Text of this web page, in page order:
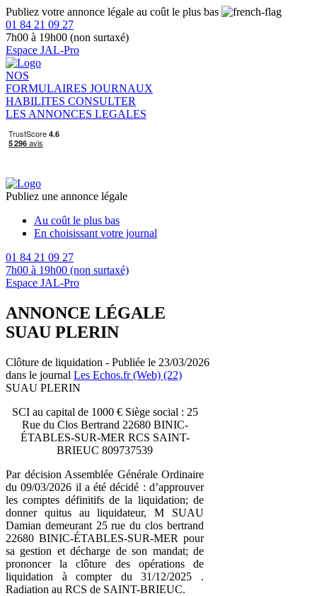
Publiez votre annonce légale au coût le plus bas
01 84 21 09 27
7h00 à 19h00 (non surtaxé)
Espace JAL-Pro
NOS
FORMULAIRES JOURNAUX
HABILITES CONSULTER
LES ANNONCES LEGALES
Publiez une annonce légale
Au coût le plus bas
En choisissant votre journal
01 84 21 09 27
7h00 à 19h00 (non surtaxé)
Espace JAL-Pro
ANNONCE LÉGALE
SUAU PLERIN
Clôture de liquidation - Publiée le 23/03/2026
dans le journal Les Echos.fr (Web) (22)
SUAU PLERIN
SCI au capital de 1000 € Siège social : 25
Rue du Clos Bertrand 22680 BINIC-
ÉTABLES-SUR-MER RCS SAINT-
BRIEUC 809737539
Par décision Assemblée Générale Ordinaire
du 09/03/2026 il a été décidé : d’approuver
les comptes définitifs de la liquidation; de
donner quitus au liquidateur, M SUAU
Damian demeurant 25 rue du clos bertrand
22680 BINIC-ÉTABLES-SUR-MER pour
sa gestion et décharge de son mandat; de
prononcer la clôture des opérations de
liquidation à compter du 31/12/2025 .
Radiation au RCS de SAINT-BRIEUC.